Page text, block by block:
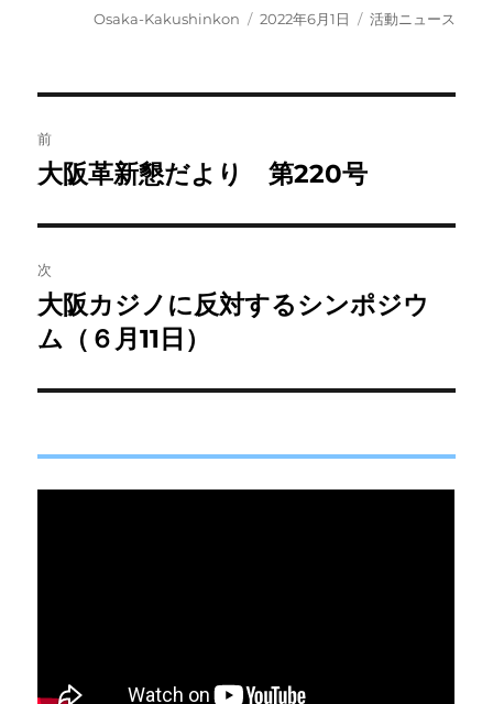
投
Osaka-Kakushinkon
投
2022年6月1日
カ
活動ニュース
稿
ビ
ゲ
ー
シ
ン
前
前
投
稿:
大阪革新懇だより 第220号
次
次
の
稿:
大阪カジノに反対するシンポジウ
ム（６月11日）